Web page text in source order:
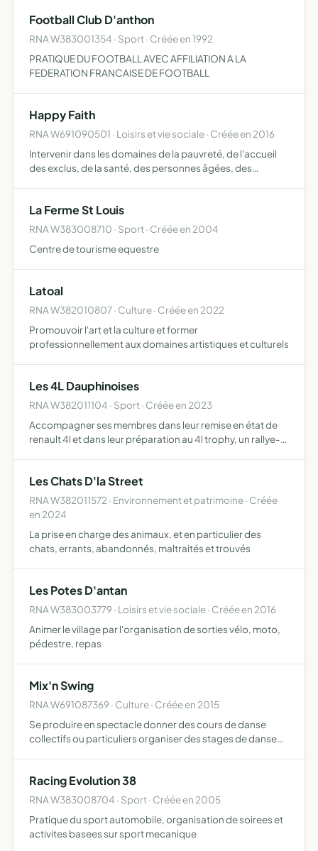
Football Club D'anthon
RNA W383001354 · Sport · Créée en 1992
PRATIQUE DU FOOTBALL AVEC AFFILIATION A LA
FEDERATION FRANCAISE DE FOOTBALL
Happy Faith
RNA W691090501 · Loisirs et vie sociale · Créée en 2016
Intervenir dans les domaines de la pauvreté, de l'accueil
des exclus, de la santé, des personnes âgées, des
La Ferme St Louis
RNA W383008710 · Sport · Créée en 2004
Centre de tourisme equestre
Latoal
RNA W382010807 · Culture · Créée en 2022
Promouvoir l'art et la culture et former
professionnellement aux domaines artistiques et culturels
Les 4L Dauphinoises
RNA W382011104 · Sport · Créée en 2023
Accompagner ses membres dans leur remise en état de
renault 4l et dans leur préparation au 4l trophy, un rallye-
Les Chats D'la Street
RNA W382011572 · Environnement et patrimoine · Créée
en 2024
La prise en charge des animaux, et en particulier des
chats, errants, abandonnés, maltraités et trouvés
Les Potes D'antan
RNA W383003779 · Loisirs et vie sociale · Créée en 2016
Animer le village par l'organisation de sorties vélo, moto,
pédestre, repas
Mix'n Swing
RNA W691087369 · Culture · Créée en 2015
Se produire en spectacle donner des cours de danse
collectifs ou particuliers organiser des stages de danse
Racing Evolution 38
RNA W383008704 · Sport · Créée en 2005
Pratique du sport automobile, organisation de soirees et
activites basees sur sport mecanique